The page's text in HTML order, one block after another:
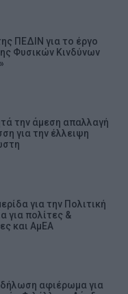
ΠΕΔΙΝ για το έργο
Φυσικών Κινδύνων
την άμεση απαλλαγή
για την έλλειψη
για την Πολιτική
για πολίτες &
και ΑμΕΑ
αφιέρωμα για